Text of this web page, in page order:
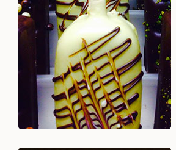
Voir +